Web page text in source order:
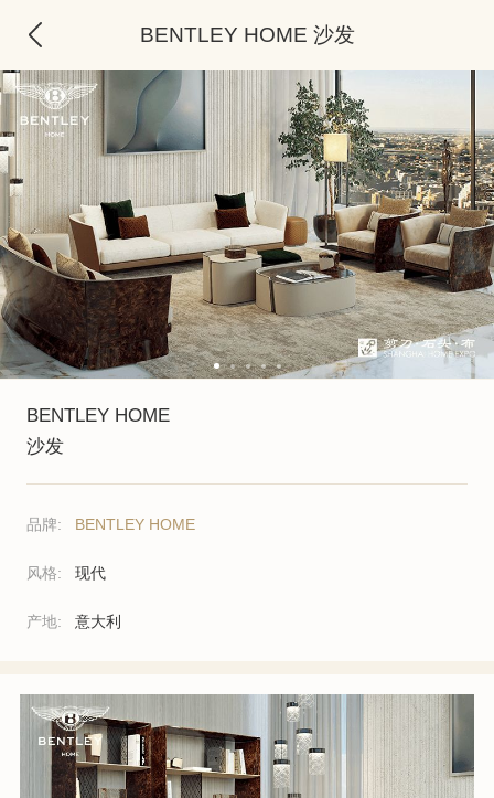
BENTLEY HOME 沙发
BENTLEY HOME
沙发
品牌: BENTLEY HOME
风格: 现代
产地: 意大利